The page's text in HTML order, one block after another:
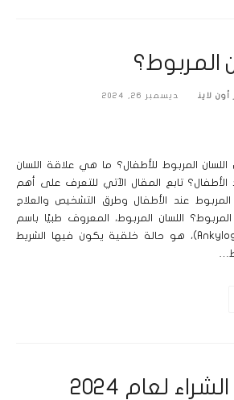
المربوط؟
أون لاين ديسمبر 26, 2024
المربوط للأطفال؟ ما هي علاقة اللسان
الأطفال؟ تابع المقال الآتي للتعرف على أهم
عند الأطفال وطرق التشخيص والعلاج
اللسان المربوط، المعروف طبيًا باسم
“اللِجَام القصير“ (Ankyloglossia)، هو حالة خلقية يكون فيها الشريط
لعام 2024